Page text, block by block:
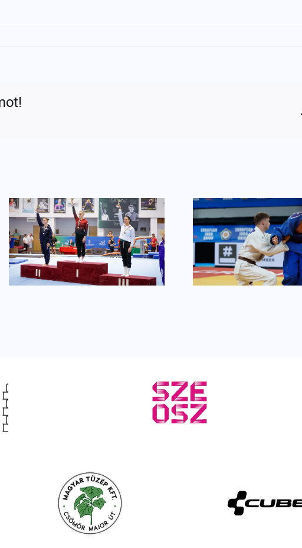
Ötödik hely az
ifjúsági Európa-
bajnokságon!
Először
lovas